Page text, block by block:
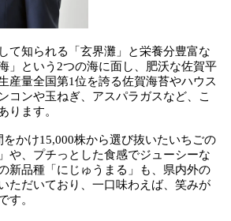
て知られる「玄界灘」と栄養分豊富な
」という2つの海に面し、肥沃な佐賀平
産量全国第1位を誇る佐賀海苔やハウス
コンや玉ねぎ、アスパラガスなど、こ
ります。
をかけ15,000株から選び抜いたいちごの
や、プチっとした食感でジューシーな
新品種「にじゅうまる」も、県内外の
ただいており、一口味わえば、笑みが
す。